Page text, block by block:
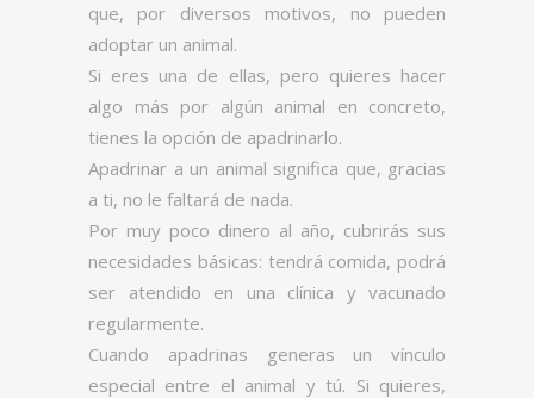
que, por diversos motivos, no pueden
adoptar un animal.
Si eres una de ellas, pero quieres hacer
algo más por algún animal en concreto,
tienes la opción de apadrinarlo.
Apadrinar a un animal significa que, gracias
a ti, no le faltará de nada.
Por muy poco dinero al año, cubrirás sus
necesidades básicas: tendrá comida, podrá
ser atendido en una clínica y vacunado
regularmente.
Cuando apadrinas generas un vínculo
especial entre el animal y tú. Si quieres,